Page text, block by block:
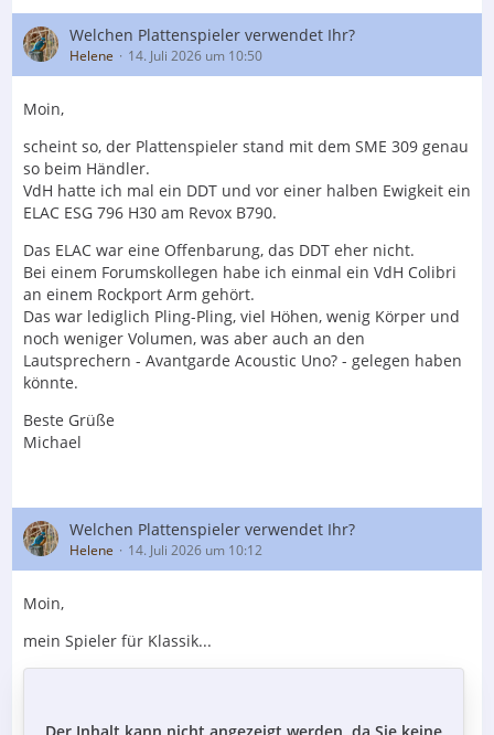
Welchen Plattenspieler verwendet Ihr?
Helene 14. Juli 2026 um 10:50
Moin,
scheint so, der Plattenspieler stand mit dem SME 309 genau
so beim Händler.
VdH hatte ich mal ein DDT und vor einer halben Ewigkeit ein
ELAC ESG 796 H30 am Revox B790.
Das ELAC war eine Offenbarung, das DDT eher nicht.
Bei einem Forumskollegen habe ich einmal ein VdH Colibri
an einem Rockport Arm gehört.
Das war lediglich Pling-Pling, viel Höhen, wenig Körper und
noch weniger Volumen, was aber auch an den
Lautsprechern - Avantgarde Acoustic Uno? - gelegen haben
könnte.
Beste Grüße
Michael
Welchen Plattenspieler verwendet Ihr?
Helene 14. Juli 2026 um 10:12
Moin,
mein Spieler für Klassik...
Der Inhalt kann nicht angezeigt werden, da Sie keine